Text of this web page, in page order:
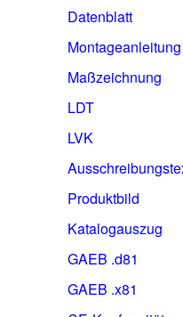
Datenblatt
Montageanleitung
Maßzeichnung
LDT
LVK
Produktbild
Katalogauszug
GAEB .d81
GAEB .x81